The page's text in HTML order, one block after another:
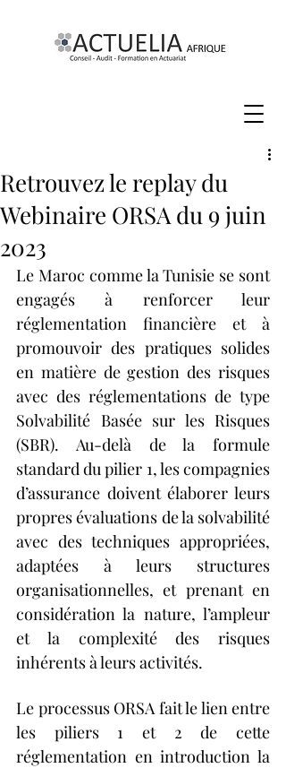
Retrouvez le replay du
Webinaire ORSA du 9 juin
2023
Le Maroc comme la Tunisie se sont
engagés à renforcer leur
réglementation financière et à
promouvoir des pratiques solides
en matière de gestion des risques
avec des réglementations de type
Solvabilité Basée sur les Risques
(SBR). Au-delà de la formule
standard du pilier 1, les compagnies
d’assurance doivent élaborer leurs
propres évaluations de la solvabilité
avec des techniques appropriées,
adaptées à leurs structures
organisationnelles, et prenant en
considération la nature, l’ampleur
et la complexité des risques
inhérents à leurs activités.
Le processus ORSA fait le lien entre
les piliers 1 et 2 de cette
réglementation en introduction la